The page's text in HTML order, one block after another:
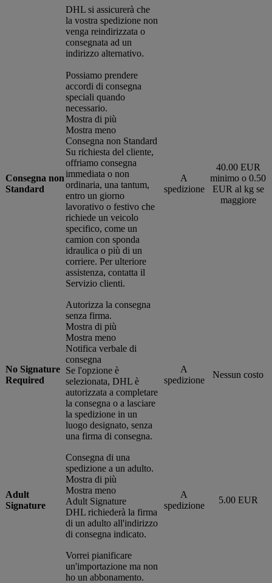
DHL si assicurerà che
la vostra spedizione non
venga reindirizzata o
consegnata ad un
indirizzo alternativo.
Consegna non
Standard
Possiamo prendere
accordi di consegna
speciali quando
necessario.
Mostra di più
Mostra meno
Consegna non Standard
Su richiesta del cliente,
offriamo consegna
immediata o non
ordinaria, una tantum,
entro un giorno
lavorativo o festivo che
richiede un veicolo
specifico, come un
camion con sponda
idraulica o più di un
corriere. Per ulteriore
assistenza, contatta il
Servizio clienti.
A
spedizione
40.00 EUR
minimo o 0.50
EUR al kg se
maggiore
No Signature
Required
Autorizza la consegna
senza firma.
Mostra di più
Mostra meno
Notifica verbale di
consegna
Se l'opzione è
selezionata, DHL è
autorizzata a completare
la consegna o a lasciare
la spedizione in un
luogo designato, senza
una firma di consegna.
A
spedizione
Nessun costo
Adult
Signature
Consegna di una
spedizione a un adulto.
Mostra di più
Mostra meno
Adult Signature
DHL richiederà la firma
di un adulto all'indirizzo
di consegna indicato.
A
spedizione
5.00 EUR
Vorrei pianificare
un'importazione ma non
ho un abbonamento.